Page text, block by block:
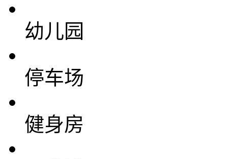
幼儿园
停车场
健身房